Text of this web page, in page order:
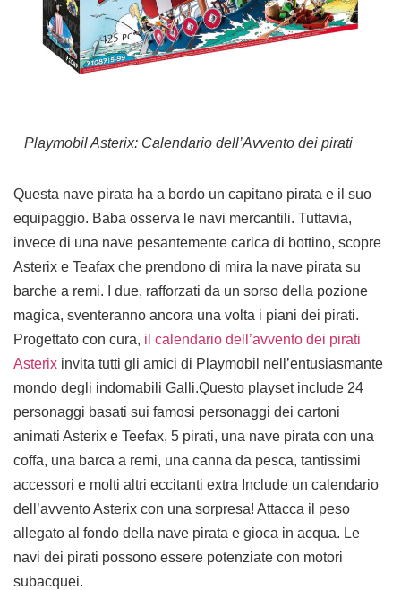
Playmobil Asterix: Calendario dell’Avvento dei pirati
Questa nave pirata ha a bordo un capitano pirata e il suo
equipaggio. Baba osserva le navi mercantili. Tuttavia,
invece di una nave pesantemente carica di bottino, scopre
Asterix e Teafax che prendono di mira la nave pirata su
barche a remi. I due, rafforzati da un sorso della pozione
magica, sventeranno ancora una volta i piani dei pirati.
Progettato con cura, il calendario dell’avvento dei pirati
Asterix invita tutti gli amici di Playmobil nell’entusiasmante
mondo degli indomabili Galli.Questo playset include 24
personaggi basati sui famosi personaggi dei cartoni
animati Asterix e Teefax, 5 pirati, una nave pirata con una
coffa, una barca a remi, una canna da pesca, tantissimi
accessori e molti altri eccitanti extra Include un calendario
dell’avvento Asterix con una sorpresa! Attacca il peso
allegato al fondo della nave pirata e gioca in acqua. Le
navi dei pirati possono essere potenziate con motori
subacquei.